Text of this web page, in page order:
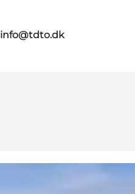
info@tdto.dk